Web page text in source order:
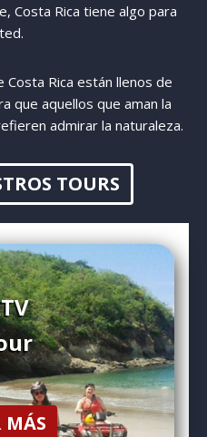
Costa Rica tiene algo para
Costa Rica están llenos de
que aquellos que aman la
admirar la naturaleza.
TOURS
MÁS